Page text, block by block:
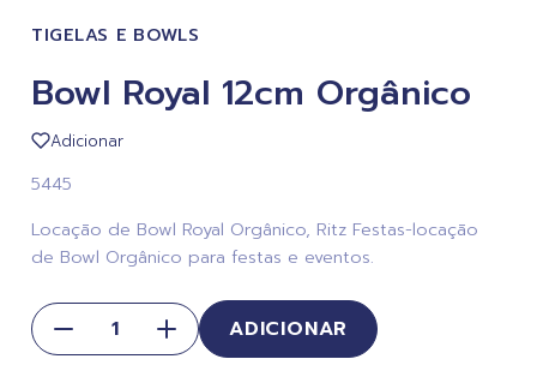
TIGELAS E BOWLS
Bowl Royal 12cm Orgânico
Adicionar
5445
Locação de Bowl Royal Orgânico, Ritz Festas-locação
de Bowl Orgânico para festas e eventos.
ADICIONAR